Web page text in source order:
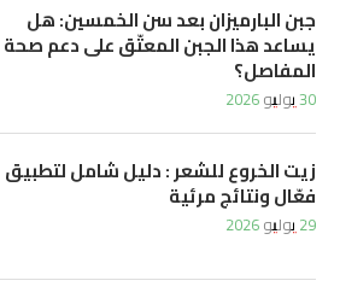
جبن البارميزان بعد سن الخمسين: هل
يساعد هذا الجبن المعتّق على دعم صحة
المفاصل؟
30 يوليو 2026
زيت الخروع للشعر : دليل شامل لتطبيق
فعّال ونتائج مرئية
29 يوليو 2026